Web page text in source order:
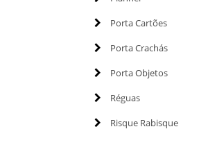
Porta Cartões
Porta Crachás
Porta Objetos
Réguas
Risque Rabisque